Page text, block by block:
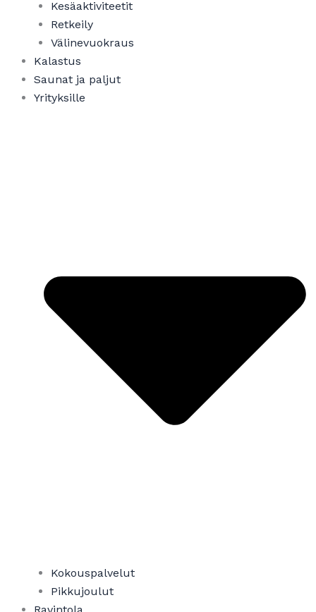
Kesäaktiviteetit
Retkeily
Välinevuokraus
Kalastus
Saunat ja paljut
Yrityksille
Kokouspalvelut
Pikkujoulut